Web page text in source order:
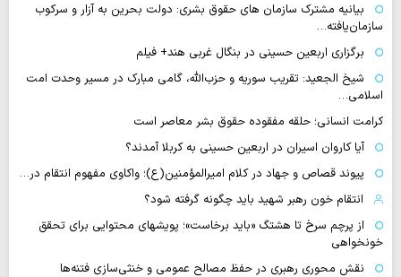
بیانیه مشترک سازمان های حقوق بشری: دولت بحرین به آزار و سرکوب
سازمان‌یافته…
برگزاری اربعین حسینی در بنگال غربی هند+ فیلم
شیخ الجعید: تقریب سوریه و حزب‌الله، گامی مبارک در مسیر وحدت امت
اسلامی…
کرامت انسانی؛ حلقه مفقوده حقوق بشر معاصر است
آیا کاروان اسیران در اربعین حسینی به کربلا آمدند؟
پیوند قصاص و جهاد در کلام امیرالمؤمنین(ع)؛ واکاوی مفهوم انتقام در…
انتقام خون رهبر شهید باید چگونه گرفته شود؟
از پرچم سرخ تا هشتگ «باید برخاست»؛ پویشهای محتوایی برای تحقق
خونخواهی
نقش محوری رهبری در حفظ مصالح عمومی و خنثی‌سازی فتنه‌ها